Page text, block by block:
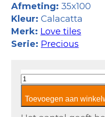
Afmeting: 35x100
Kleur: Calacatta
Merk: Love tiles
Serie: Precious
Love
Tiles
Precious
Calacatta
Toevoegen aan